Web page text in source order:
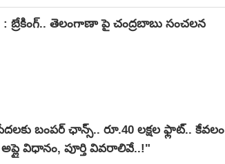
: బ్రేకింగ్.. తెలంగాణా పై చంద్రబాబు సంచలన
బంపర్ ఛాన్స్.. రూ.40 లక్షల ఫ్లాట్.. కేవలం
అప్లై విధానం, పూర్తి వివరాలివే..!"